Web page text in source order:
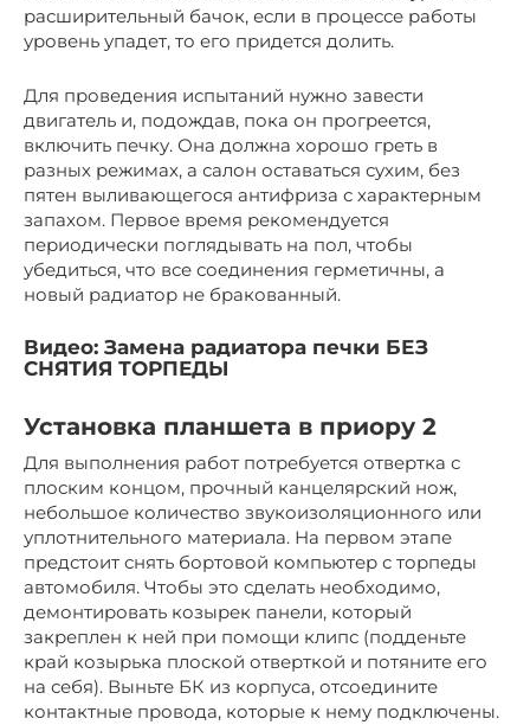
расширительный бачок, если в процессе работы
уровень упадет, то его придется долить.
Для проведения испытаний нужно завести
двигатель и, подождав, пока он прогреется,
включить печку. Она должна хорошо греть в
разных режимах, а салон оставаться сухим, без
пятен выливающегося антифриза с характерным
запахом. Первое время рекомендуется
периодически поглядывать на пол, чтобы
убедиться, что все соединения герметичны, а
новый радиатор не бракованный.
Видео: Замена радиатора печки БЕЗ
СНЯТИЯ ТОРПЕДЫ
Установка планшета в приору 2
Для выполнения работ потребуется отвертка с
плоским концом, прочный канцелярский нож,
небольшое количество звукоизоляционного или
уплотнительного материала. На первом этапе
предстоит снять бортовой компьютер с торпеды
автомобиля. Чтобы это сделать необходимо,
демонтировать козырек панели, который
закреплен к ней при помощи клипс (подденьте
край козырька плоской отверткой и потяните его
на себя). Выньте БК из корпуса, отсоедините
контактные провода, которые к нему подключены.